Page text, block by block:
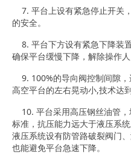
7. 平台上设有紧急停止开关
的安全。
8. 平台下方设有紧急下降装
确保平台缓慢下降，解除操作
9. 100%的导向阀控制间隙，
高空平台的左右晃动小,技术达
10. 平台采用高压钢丝油管，
标准，抗压能力远大于液压系
液压系统设有防管路破裂阀门
也能避免平台急速下降。